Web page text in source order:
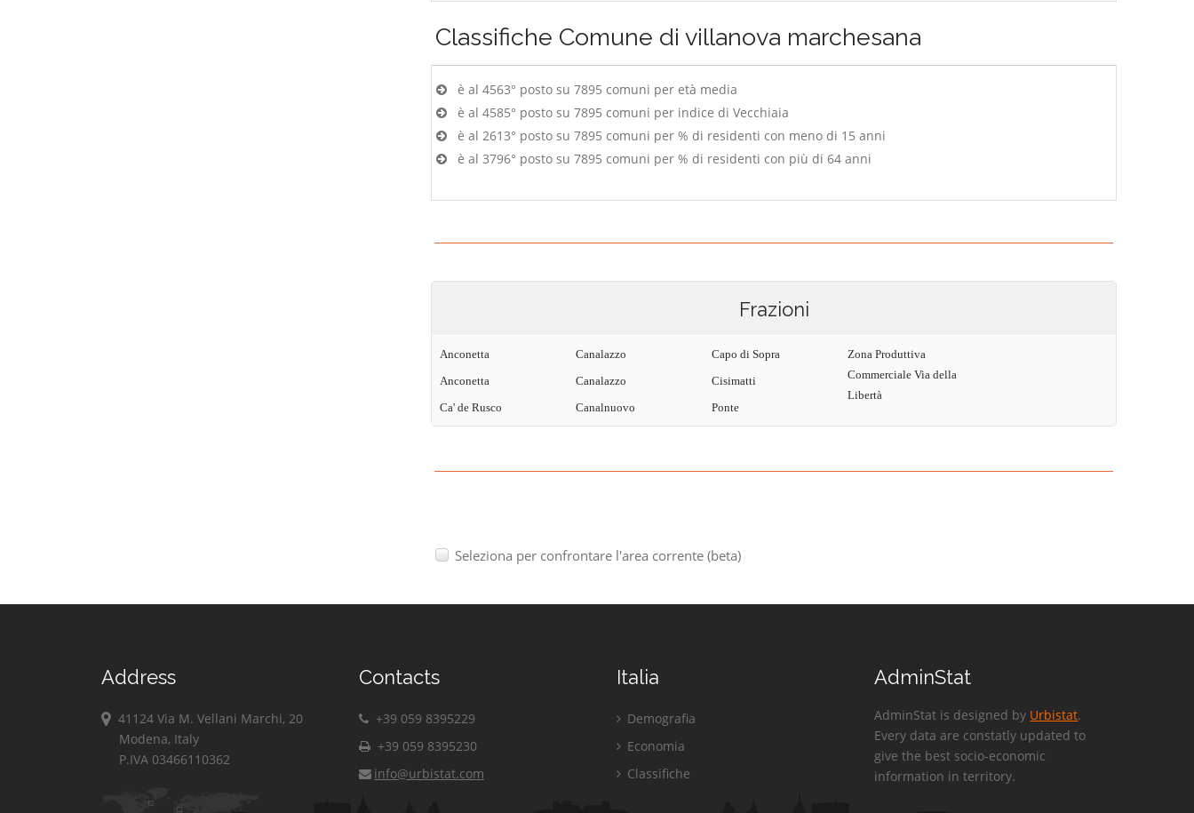
Classifiche Comune di villanova marchesana
è al 4563° posto su 7895 comuni per età media
è al 4585° posto su 7895 comuni per indice di Vecchiaia
è al 2613° posto su 7895 comuni per % di residenti con meno di 15 anni
è al 3796° posto su 7895 comuni per % di residenti con più di 64 anni
Frazioni
Anconetta
Anconetta
Ca' de Rusco
Canalazzo
Canalazzo
Canalnuovo
Capo di Sopra
Cisimatti
Ponte
Zona Produttiva
Commerciale Via della
Libertà
Seleziona per confrontare l'area corrente (beta)
Address
41124 Via M. Vellani Marchi, 20
Modena, Italy
P.IVA 03466110362
Contacts
+39 059 8395229
+39 059 8395230
info@urbistat.com
Italia
Demografia
Economia
Classifiche
AdminStat
AdminStat is designed by Urbistat.
Every data are constatly updated to
give the best socio-economic
information in territory.